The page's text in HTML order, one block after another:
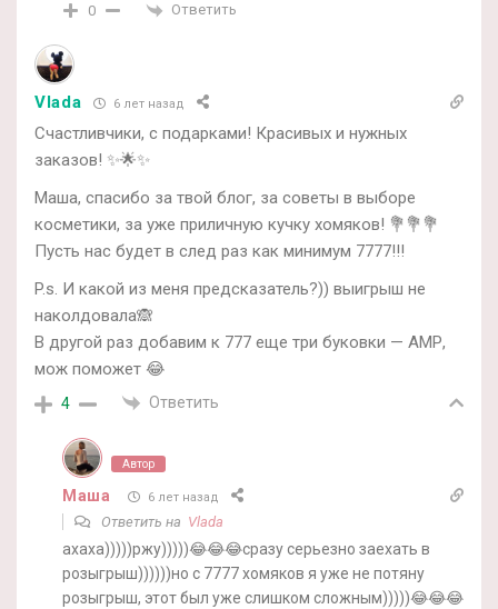
0 Ответить
Vlada 6 лет назад
Счастливчики, с подарками! Красивых и нужных
заказов! ✨🌟✨
Маша, спасибо за твой блог, за советы в выборе
косметики, за уже приличную кучку хомяков! 💐💐💐
Пусть нас будет в след раз как минимум 7777!!!
P.s. И какой из меня предсказатель?)) выигрыш не
наколдовала🙈
В другой раз добавим к 777 еще три буковки — АМР,
мож поможет 😂
4 Ответить
Автор
Маша 6 лет назад
Ответить на Vlada
ахаха)))))ржу)))))😂😂😂сразу серьезно заехать в
розыгрыш))))))но с 7777 хомяков я уже не потяну
розыгрыш, этот был уже слишком сложным)))))😂😂😂